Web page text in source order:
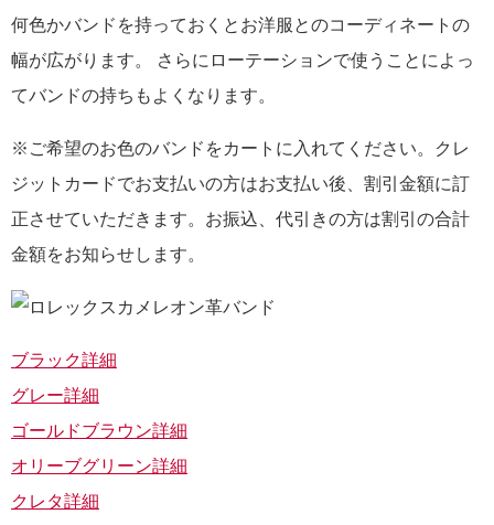
何色かバンドを持っておくとお洋服とのコーディネートの
幅が広がります。 さらにローテーションで使うことによっ
てバンドの持ちもよくなります。
※ご希望のお色のバンドをカートに入れてください。クレ
ジットカードでお支払いの方はお支払い後、割引金額に訂
正させていただきます。お振込、代引きの方は割引の合計
金額をお知らせします。
ブラック詳細
グレー詳細
ゴールドブラウン詳細
オリーブグリーン詳細
クレタ詳細